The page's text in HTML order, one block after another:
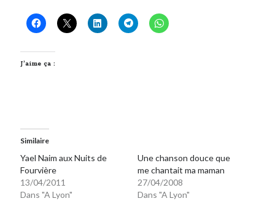
J’aime ça :
Similaire
Yael Naim aux Nuits de
Fourvière
13/04/2011
Dans "A Lyon"
Une chanson douce que
me chantait ma maman
27/04/2008
Dans "A Lyon"